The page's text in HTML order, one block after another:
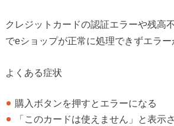
クレジットカードの認証エラーや残高
でeショップが正常に処理できずエラー
よくある症状
購入ボタンを押すとエラーになる
「このカードは使えません」と表示